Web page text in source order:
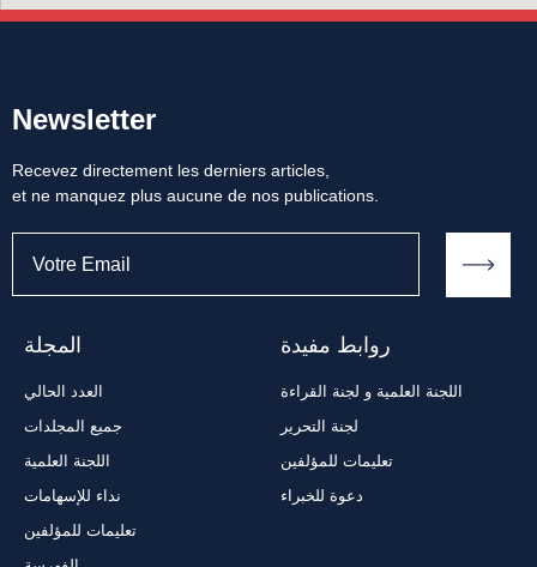
Newsletter
Recevez directement les derniers articles,
et ne manquez plus aucune de nos publications.
المجلة
العدد الحالي
جميع المجلدات
اللجنة العلمية
نداء للإسهامات
تعليمات للمؤلفين
روابط مفيدة
اللجنة العلمية و لجنة القراءة
لجنة التحرير
تعليمات للمؤلفين
دعوة للخبراء